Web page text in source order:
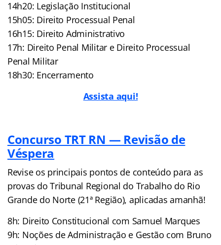
14h20: Legislação Institucional
15h05: Direito Processual Penal
16h15: Direito Administrativo
17h: Direito Penal Militar e Direito Processual
Penal Militar
18h30: Encerramento
Assista aqui!
Concurso TRT RN — Revisão de
Véspera
Revise os principais pontos de conteúdo para as
provas do Tribunal Regional do Trabalho do Rio
Grande do Norte (21ª Região), aplicadas amanhã!
8h: Direito Constitucional com Samuel Marques
9h: Noções de Administração e Gestão com Bruno